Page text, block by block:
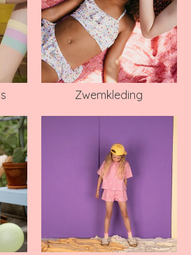
Zwemkleding